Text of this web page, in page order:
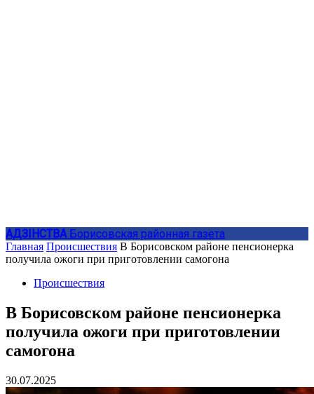
АДЗIНСТВА Борисовская районная газета
Главная Происшествия В Борисовском районе пенсионерка
получила ожоги при приготовлении самогона
Происшествия
В Борисовском районе пенсионерка
получила ожоги при приготовлении
самогона
30.07.2025